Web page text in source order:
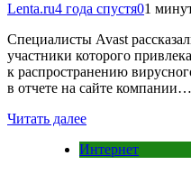
Lenta.ru4 года спустя01
Специалисты Avast
участники которого
к распространению
в отчете на сайте
Читать далее
Интернет